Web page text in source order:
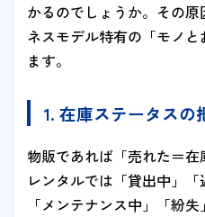
かるのでしょうか。その
ネスモデル特有の「モノ
ます。
1. 在庫ステータスの
物販であれば「売れた＝在
レンタルでは「貸出中」「
「メンテナンス中」「紛